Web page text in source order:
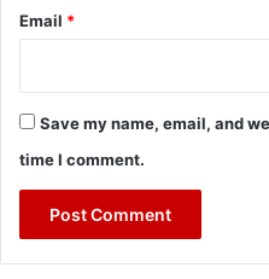
Email *
Save my name, email, and
time I comment.